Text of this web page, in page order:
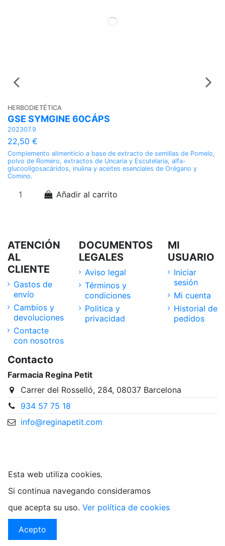
HERBODIETÉTICA
GSE SYMGINE 60CÁPS
202307.9
22,50 €
Complemento alimenticio a base de extracto de semillas de Pomelo,
polvo de Romero, extractos de Uncaria y Escutelaria, alfa-
glucooligosacáridos, inulina y aceites esenciales de Orégano y
Comino.
Añadir al carrito
ATENCIÓN
AL
CLIENTE
Gastos de
envío
Cambios y
devoluciones
Contacte
con nosotros
DOCUMENTOS
LEGALES
Aviso legal
Términos y
condiciones
Politica y
privacidad
MI
USUARIO
Iniciar
sesión
Mi cuenta
Historial de
pedidos
Contacto
Farmacia Regina Petit
Carrer del Rosselló, 284, 08037 Barcelona
934 57 75 18
info@reginapetit.com
Esta web utiliza cookies.
Si continua navegando consideramos
que acepta su uso. Ver política de cookies
Acepto